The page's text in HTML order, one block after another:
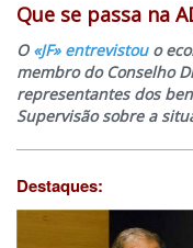
Que se passa na
O «JF» entrevistouo
membro do Conselho
representantes dos
Supervisão sobre a
Destaques: